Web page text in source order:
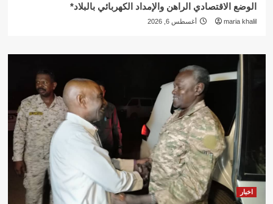
الوضع الاقتصادي الراهن والإمداد الكهربائي بالبلاد*
maria khalil أغسطس 6, 2026
اخبار